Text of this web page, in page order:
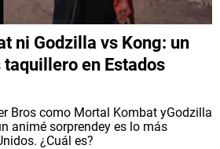
ni Godzilla vs Kong: un
en Estados
Bros como Mortal Kombat yGodzilla
animé sorprendey es lo más
¿Cuál es?